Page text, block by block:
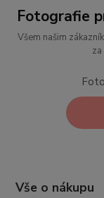
Fotografie
Všem našim
Vše o nákupu